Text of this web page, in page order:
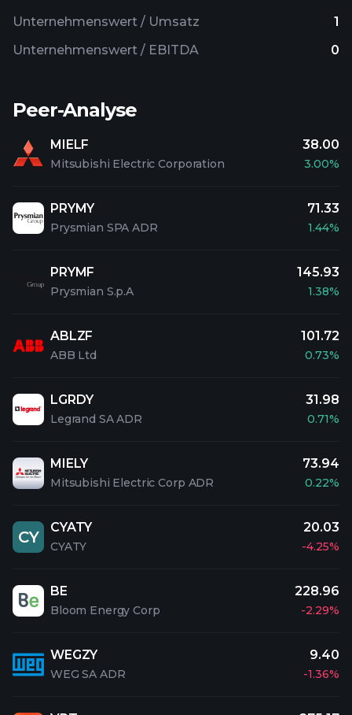
Unternehmenswert / Umsatz
1
Unternehmenswert / EBITDA
0
Peer-Analyse
MIELF
Mitsubishi Electric Corporation
38.00
3.00%
PRYMY
Prysmian SPA ADR
71.33
1.44%
PRYMF
Prysmian S.p.A
145.93
1.38%
ABLZF
ABB Ltd
101.72
0.73%
LGRDY
Legrand SA ADR
31.98
0.71%
MIELY
Mitsubishi Electric Corp ADR
73.94
0.22%
CY
CYATY
CYATY
20.03
-4.25%
BE
Bloom Energy Corp
228.96
-2.29%
WEGZY
WEG SA ADR
9.40
-1.36%